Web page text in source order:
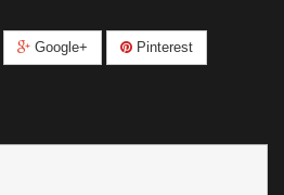
Google+ Pinterest